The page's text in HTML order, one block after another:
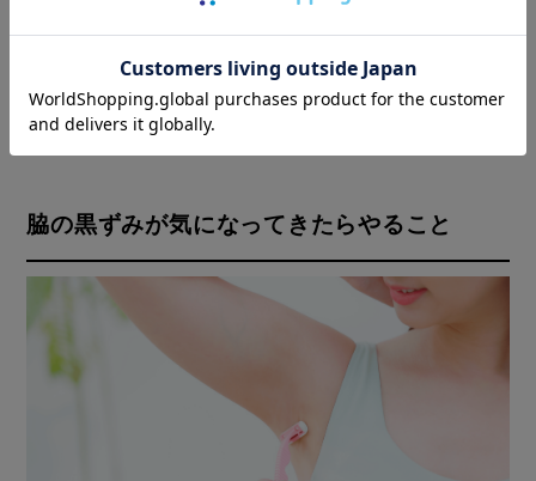
脇が黒ずみやすい体質の方は、こまめな脇の保湿
や低刺激なムダ毛ケアを心がけることで、黒ずみ
の発生を抑えられる可能性があります。
脇の黒ずみが気になってきたらやること